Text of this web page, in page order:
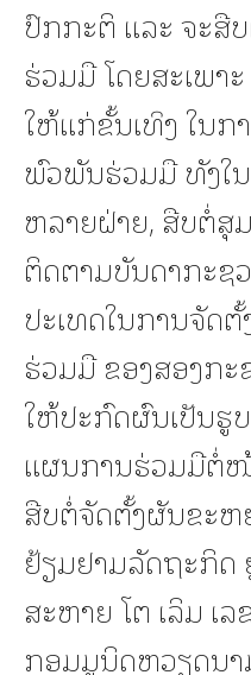
ປົກກະຕິ ແລະ ຈະ
ຮ່ວມມື ໂດຍສະເພາ
ໃຫ້ແກ່ຂັ້ນເທິງ ໃນກ
ພົວພັນຮ່ວມມື ທັງໃ
ຫລາຍຝ່າຍ, ສືບຕໍ່ສຸ
ຕິດຕາມບັນດາກະຊ
ປະເທດໃນການຈັດ
ຮ່ວມມື ຂອງສອງກະ
ໃຫ້ປະກົດຜົນເປັນຮູ
ແຜນການຮ່ວມມືຕໍ່ໜ້
ສືບຕໍ່ຈັດຕັ້ງຜັນຂະຫ
ຢ້ຽມຢາມລັດຖະກິດ
ສະຫາຍ ໂຕ ເລິມ ເ
ກອມມູນິດຫວຽດນ